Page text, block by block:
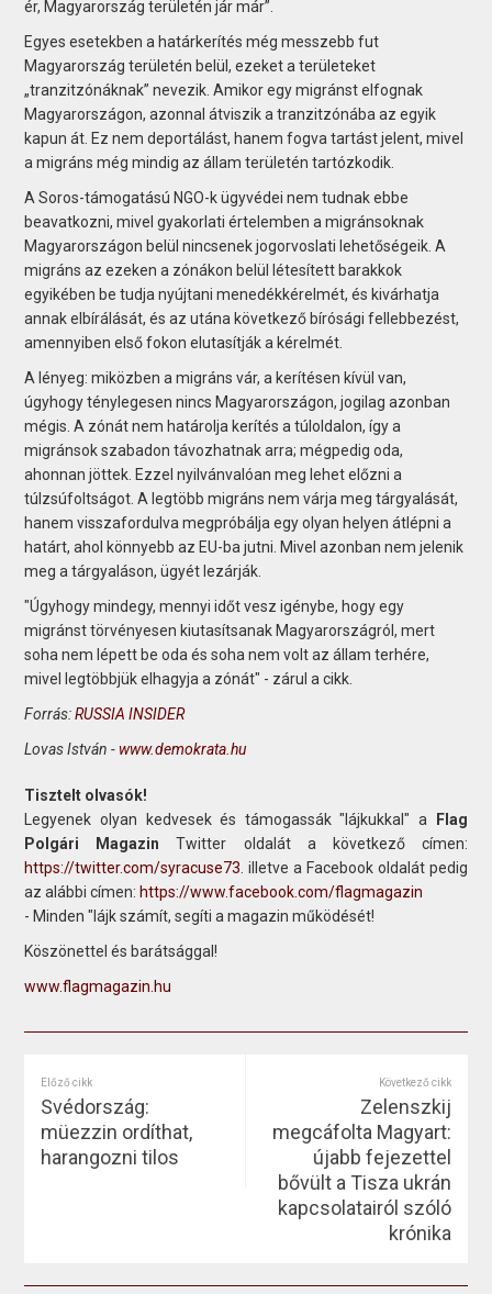
ér, Magyarország területén jár már”.
Egyes esetekben a határkerítés még messzebb fut
Magyarország területén belül, ezeket a területeket
„tranzitzónáknak” nevezik. Amikor egy migránst elfognak
Magyarországon, azonnal átviszik a tranzitzónába az egyik
kapun át. Ez nem deportálást, hanem fogva tartást jelent, mivel
a migráns még mindig az állam területén tartózkodik.
A Soros-támogatású NGO-k ügyvédei nem tudnak ebbe
beavatkozni, mivel gyakorlati értelemben a migránsoknak
Magyarországon belül nincsenek jogorvoslati lehetőségeik. A
migráns az ezeken a zónákon belül létesített barakkok
egyikében be tudja nyújtani menedékkérelmét, és kivárhatja
annak elbírálását, és az utána következő bírósági fellebbezést,
amennyiben első fokon elutasítják a kérelmét.
A lényeg: miközben a migráns vár, a kerítésen kívül van,
úgyhogy ténylegesen nincs Magyarországon, jogilag azonban
mégis. A zónát nem határolja kerítés a túloldalon, így a
migránsok szabadon távozhatnak arra; mégpedig oda,
ahonnan jöttek. Ezzel nyilvánvalóan meg lehet előzni a
túlzsúfoltságot. A legtöbb migráns nem várja meg tárgyalását,
hanem visszafordulva megpróbálja egy olyan helyen átlépni a
határt, ahol könnyebb az EU-ba jutni. Mivel azonban nem jelenik
meg a tárgyaláson, ügyét lezárják.
"Úgyhogy mindegy, mennyi időt vesz igénybe, hogy egy
migránst törvényesen kiutasítsanak Magyarországról, mert
soha nem lépett be oda és soha nem volt az állam terhére,
mivel legtöbbjük elhagyja a zónát" - zárul a cikk.
Forrás:RUSSIA INSIDER
Lovas István - www.demokrata.hu
Tisztelt olvasók!
Legyenek olyan kedvesek és támogassák "lájkukkal" a
Flag
Polgári Magazin Twitter oldalát a következő címen:
https://twitter.com/syracuse73 . illetve a Facebook oldalát pedig
az alábbi címen: https://www.facebook.com/flagmagazin
- Minden "lájk számít, segíti a magazin működését!
Köszönettel és barátsággal!
www.flagmagazin.hu
Előző cikk
Svédország:
müezzin ordíthat,
harangozni tilos
Következő cikk
Zelenszkij
megcáfolta Magyart:
újabb fejezettel
bővült a Tisza ukrán
kapcsolatairól szóló
krónika